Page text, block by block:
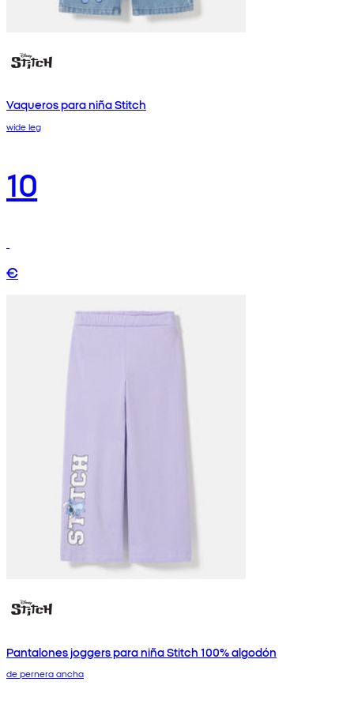
Vaqueros para niña Stitch
wide leg
10
€
Pantalones joggers para niña Stitch 100% algodón
de pernera ancha